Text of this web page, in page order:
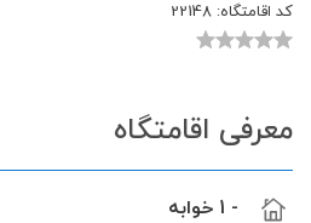
کد اقامتگاه:
معرفی اقامتگاه
- 1 خوابه